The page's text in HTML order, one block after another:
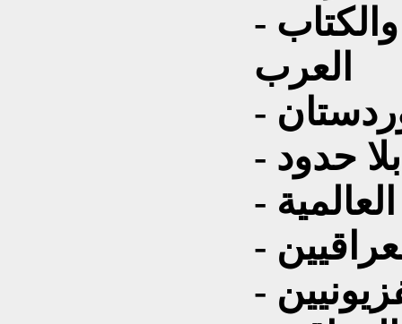
- عضو الاتحاد العام للادباء والكتاب
العرب
حدود
- عضو اتحاد الاذاعيين والتلفزيونيين